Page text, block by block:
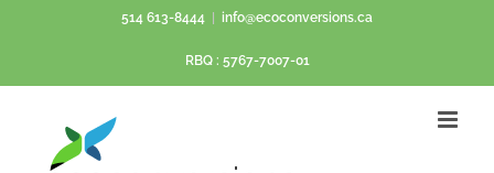
contenu
514 613-8444 info@ecoconversions.ca
RBQ : 5767-7007-01